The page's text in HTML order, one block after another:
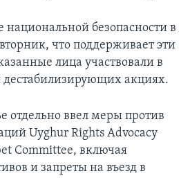
безопасности в
что поддерживает эти
лица участвовали в
дестабилизирующих акциях.
отдельно ввел меры против
Uyghur Rights Advocacy
Committee, включая
и запреты на въезд в